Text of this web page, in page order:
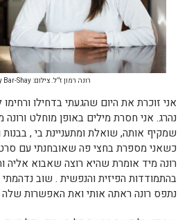
רונה רמון ז”ל. צילום: Tammy Bar-Shay (תמי בר שי) CC 3.0
אני זוכרת את היום שהגעתי בדחילו
נהרג. אני חסרת מילים באופן מוחלט
שמקיף אותה, שואלת ומתעניינת בי ,
כשאני מספרת בחצי פה שאובחנתי עם
רונה מיד אומרת שהיא רוצה שאבוא אליה
בהתמודדות הפיזית והנפשית . שוב
נתפס רונה ראתה אותי ואת האפשרות שלה